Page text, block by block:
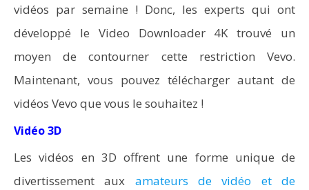
vidéos par semaine ! Donc, les experts qui ont
développé le Video Downloader 4K trouvé un
moyen de contourner cette restriction Vevo.
Maintenant, vous pouvez télécharger autant de
vidéos Vevo que vous le souhaitez !
Vidéo 3D
Les vidéos en 3D offrent une forme unique de
divertissement aux amateurs de vidéo et de